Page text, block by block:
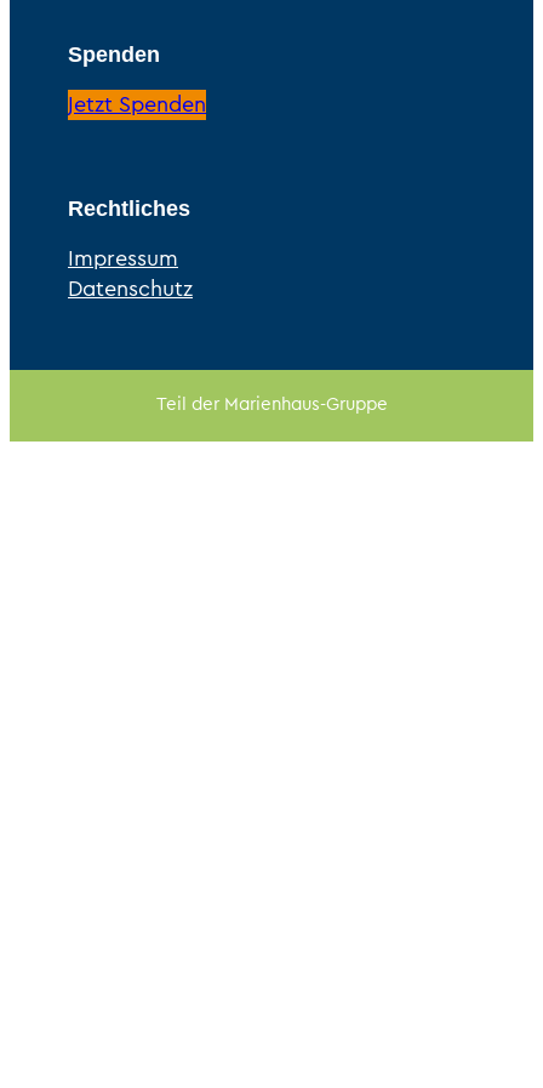
Spenden
Jetzt Spenden
Rechtliches
Impressum
Datenschutz
Teil der Marienhaus-Gruppe